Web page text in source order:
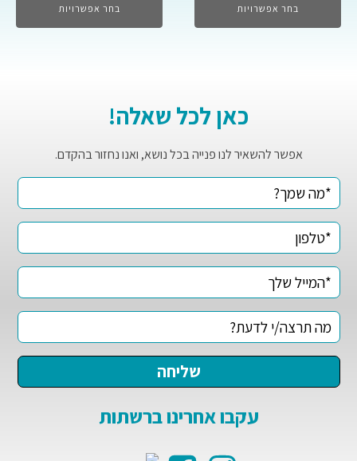
בחר אפשרויות בחר אפשרויות
כאן לכל שאלה!
אפשר להשאיר לנו פנייה בכל נושא, ואנו נחזור בהקדם.
עקבו אחרינו ברשתות